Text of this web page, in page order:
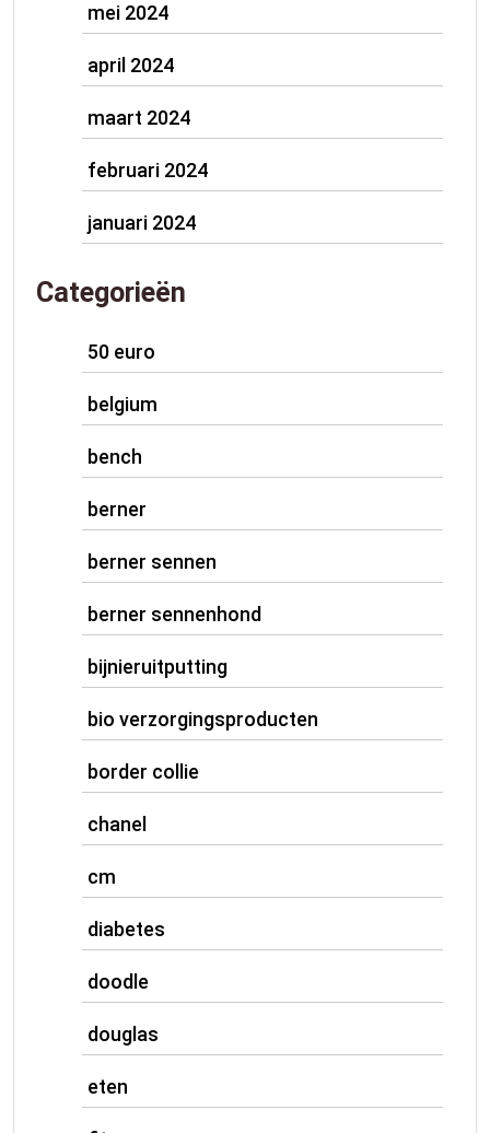
mei 2024
april 2024
maart 2024
februari 2024
januari 2024
Categorieën
50 euro
belgium
bench
berner
berner sennen
berner sennenhond
bijnieruitputting
bio verzorgingsproducten
border collie
chanel
cm
diabetes
doodle
douglas
eten